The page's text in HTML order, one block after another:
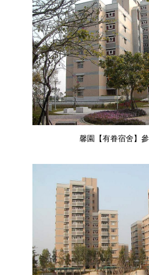
馨園【有眷宿舍】